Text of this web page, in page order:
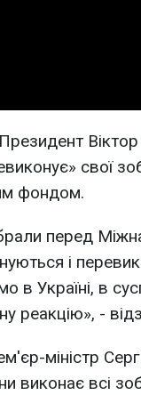
свої
фондом.
перед
і
в Україні, в
реакцію», -
міністр
виконає всі